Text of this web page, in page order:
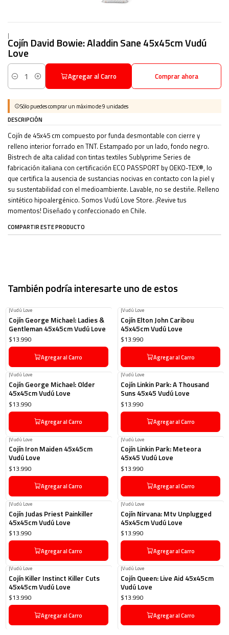
|
Cojín David Bowie: Aladdin Sane 45x45cm Vudú
Love
Cantidad Agregar al Carro Comprar ahora
Sólo puedes comprar un máximo de 9 unidades
DESCRIPCIÓN
Cojín de 45x45 cm compuesto por funda desmontable con cierre y
relleno interior forrado en TNT. Estampado por un lado, fondo negro.
Bistrech de alta calidad con tintas textiles Sublyprime Series de
fabricación italiana con certificación ECO PASSPORT by OEKO-TEX®, lo
que certifica la ausencia de sustancias nocivas en contacto con la piel y
su sustentabilidad con el medioambiente. Lavable, no se destiñe. Relleno
sintético hipoalergénico. Somos Vudú Love Store. ¡Revive tus
momentos! Diseñado y confeccionado en Chile.
COMPARTIR ESTE PRODUCTO
También podría interesarte uno de estos
|Vudú Love
Cojín George Michael: Ladies &
Gentleman 45x45cm Vudú Love
$13.990
Agregar al Carro
|Vudú Love
Cojín Elton John Caribou
45x45cm Vudú Love
$13.990
Agregar al Carro
|Vudú Love
Cojín George Michael: Older
45x45cm Vudú Love
$13.990
Agregar al Carro
|Vudú Love
Cojín Linkin Park: A Thousand
Suns 45x45 Vudú Love
$13.990
Agregar al Carro
|Vudú Love
Cojín Iron Maiden 45x45cm
Vudú Love
$13.990
Agregar al Carro
|Vudú Love
Cojín Linkin Park: Meteora
45x45 Vudú Love
$13.990
Agregar al Carro
|Vudú Love
Cojín Judas Priest Painkiller
45x45cm Vudú Love
$13.990
Agregar al Carro
|Vudú Love
Cojín Nirvana: Mtv Unplugged
45x45cm Vudú Love
$13.990
Agregar al Carro
|Vudú Love
Cojín Killer Instinct Killer Cuts
45x45cm Vudú Love
$13.990
Agregar al Carro
|Vudú Love
Cojín Queen: Live Aid 45x45cm
Vudú Love
$13.990
Agregar al Carro